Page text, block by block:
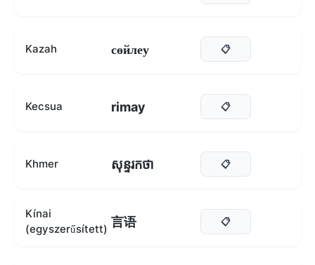
Kazah сөйлеу 📋
Kecsua rimay 📋
Khmer សុន្ទរកថា 📋
Kínai
(egyszerűsített) 言语 📋